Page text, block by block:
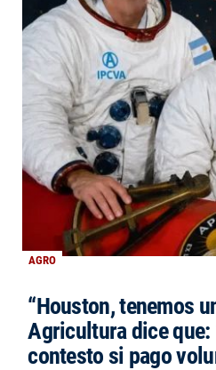
AGRO
“Houston, tenemos
Agricultura dice que:
contesto si pago